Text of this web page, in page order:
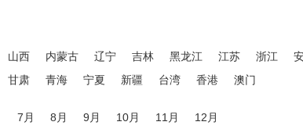
山西 内蒙古 辽宁 吉林 黑龙江 江苏 浙江
甘肃 青海 宁夏 新疆 台湾 香港 澳门
7月 8月 9月 10月 11月 12月